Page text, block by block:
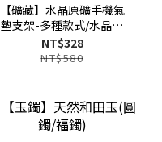
【礦藏】水晶原礦手機氣
墊支架-多種款式/水晶可
選
NT$328
NT$580